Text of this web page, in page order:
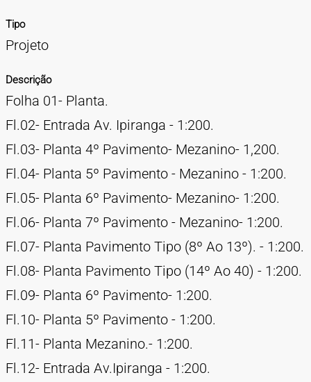
Tipo
Projeto
Descrição
Folha 01- Planta.
Fl.02- Entrada Av. Ipiranga - 1:200.
Fl.03- Planta 4º Pavimento- Mezanino- 1,200.
Fl.04- Planta 5º Pavimento - Mezanino - 1:200.
Fl.05- Planta 6º Pavimento- Mezanino- 1:200.
Fl.06- Planta 7º Pavimento - Mezanino- 1:200.
Fl.07- Planta Pavimento Tipo (8º Ao 13º). - 1:200.
Fl.08- Planta Pavimento Tipo (14º Ao 40) - 1:200.
Fl.09- Planta 6º Pavimento- 1:200.
Fl.10- Planta 5º Pavimento - 1:200.
Fl.11- Planta Mezanino.- 1:200.
Fl.12- Entrada Av.Ipiranga - 1:200.